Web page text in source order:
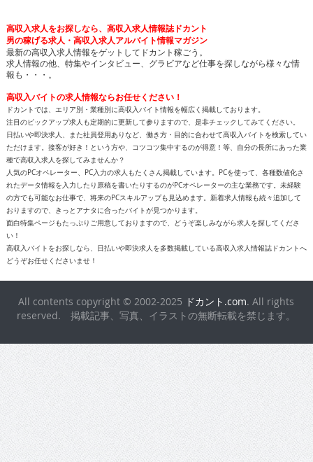
高収入求人をお探しなら、高収入求人情報誌ドカント
男の稼げる求人・高収入求人アルバイト情報マガジン
最新の高収入求人情報をゲットしてドカント稼ごう。
求人情報の他、特集やインタビュー、グラビアなど仕事を探しながら様々な情
報も・・・。
高収入バイトの求人情報ならお任せください！
ドカントでは、エリア別・業種別に高収入バイト情報を幅広く掲載しております。
注目のピックアップ求人も定期的に更新して参りますので、是非チェックしてみてください。
日払いや即決求人、また社員登用ありなど、働き方・目的に合わせて高収入バイトを検索してい
ただけます。接客が好き！という方や、コツコツ集中するのが得意！等、自分の長所にあった業
種で高収入求人を探してみませんか？
人気のPCオペレーター、PC入力の求人もたくさん掲載しています。PCを使って、各種数値化さ
れたデータ情報を入力したり原稿を書いたりするのがPCオペレーターの主な業務です。未経験
の方でも可能なお仕事で、将来のPCスキルアップも見込めます。新着求人情報も続々追加して
おりますので、きっとアナタに合ったバイトが見つかります。
面白特集ページもたっぷりご用意しておりますので、どうぞ楽しみながら求人を探してくださ
い！
高収入バイトをお探しなら、日払いや即決求人を多数掲載している高収入求人情報誌ドカントへ
どうぞお任せくださいませ！
All contents copyright © 2002-2025 ドカント.com. All rights
reserved. 掲載記事、写真、イラストの無断転載を禁じます。